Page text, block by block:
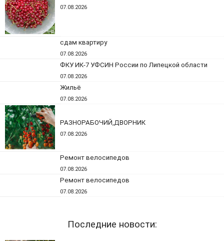
07.08.2026
сдам квартиру
07.08.2026
ФКУ ИК-7 УФСИН России по Липецкой области
07.08.2026
Жильё
07.08.2026
РАЗНОРАБОЧИЙ,ДВОРНИК
07.08.2026
Ремонт велосипедов
07.08.2026
Ремонт велосипедов
07.08.2026
Последние новости: